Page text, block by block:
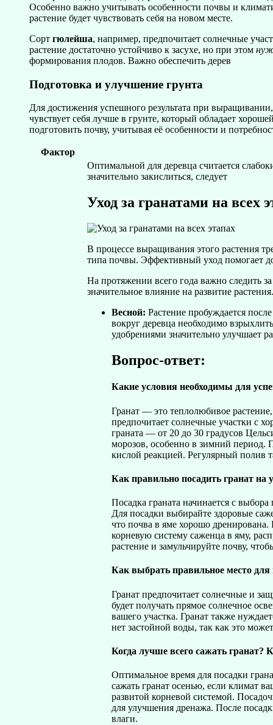
Особенно важно учитывать особенности почвы и
растение будет чувствовать себя на новом месте.
Сорт гюлейша, например, предпочитает солнечные
растение достаточно устойчиво к засухе, но при этом
формирования плодов. Важно обеспечить дерев
Подготовка и улучшение грунта
Для достижения успешного результата при
чувствует себя лучше в грунте, который обладает
подготовить почву, учитывая её особенности и
Фактор
Оптимальной для деревца считается
значительно закислиться, следует
Уход за гранатами на всех
В процессе выращивания этого растения
типа почвы. Эффективный уход помогает
На протяжении всего года важно следить
значительное влияние на развитие растения.
Весной: Растение пробуждается
вокруг деревца необходимо
удобрениями значительно улучшает
Вопрос-ответ:
Какие условия необходимы для
Гранат — это теплолюбивое
предпочитает солнечные участки с
граната — от 20 до 30 градусов
морозов, особенно в зимний период.
кислой реакцией. Регулярный полив
Как правильно посадить гранат на
Посадка граната начинается с
Для посадки выбирайте здоровые
что почва в яме хорошо
корневую систему саженца в яму,
растение и замульчируйте почву,
Как выбрать правильное место для
Гранат предпочитает солнечные и
будет получать прямое солнечное
вашего участка. Гранат также
нет застойной воды, так как это
Когда лучше всего сажать гранат?
Оптимальное время для посадки
сажать гранат осенью, если климат
развитой корневой системой.
для улучшения дренажа. После
влаги.